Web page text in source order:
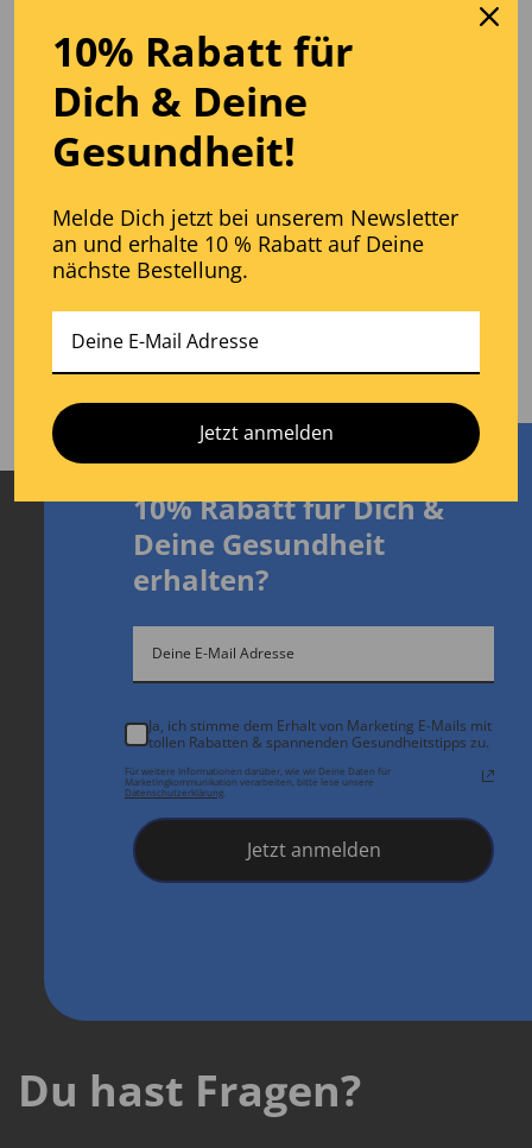
der Verarbeitung meiner personenbezogenen Daten zur
Bearbeitung meines Widerrufs zu.
Datenschutzerklärung.
Du hast Fragen?
10% Rabatt für Dich&
Deine Gesundheit
erhalten?
Ja, ich stimme dem Erhalt von Marketing E-Mails mit
tollen Rabatten & spannenden Gesundheitstipps zu.
Für weitere Informationen darüber, wie wir Deine Daten für
Marketingkommunikation verarbeiten, bitte lese unsere
Datenschutzerklärung
Jetzt anmelden
10% Rabatt für
Dich & Deine
Gesundheit!
Melde Dich jetzt bei unserem Newsletter
an und erhalte 10 % Rabatt auf Deine
nächste Bestellung.
Jetzt anmelden